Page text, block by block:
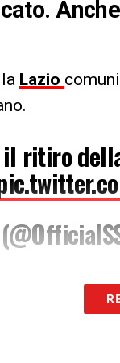
Lazio
il ritiro
TOP